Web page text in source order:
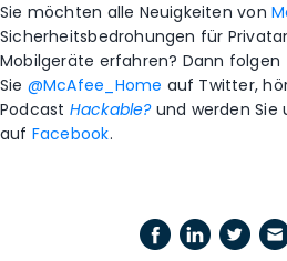
Sie möchten alle Neuigkeiten von
Sicherheitsbedrohungen für
Mobilgeräte erfahren? Dann folgen
Sie @McAfee_Home auf Twitter,
Podcast Hackable?und werden Sie
auf Facebook.